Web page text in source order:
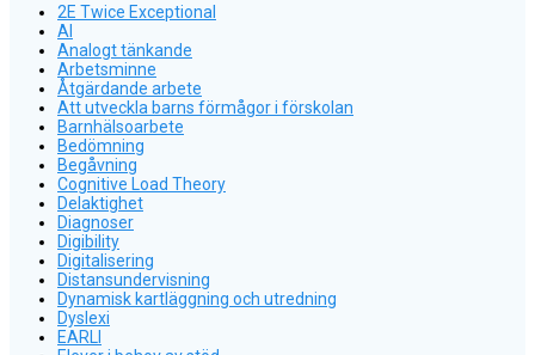
2E Twice Exceptional
AI
Analogt tänkande
Arbetsminne
Åtgärdande arbete
Att utveckla barns förmågor i förskolan
Barnhälsoarbete
Bedömning
Begåvning
Cognitive Load Theory
Delaktighet
Diagnoser
Digibility
Digitalisering
Distansundervisning
Dynamisk kartläggning och utredning
Dyslexi
EARLI